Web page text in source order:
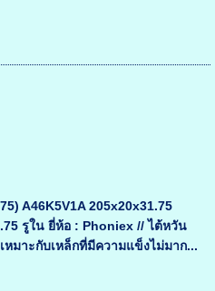
A46K5V1A 205x20x31.75
รูใน ยี่ห้อ : Phoniex // ไต้หวัน
หมาะกับเหล็กที่มีความแข็งไม่มาก...